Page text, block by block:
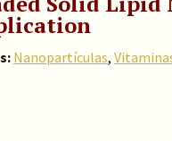
Nanopartículas,